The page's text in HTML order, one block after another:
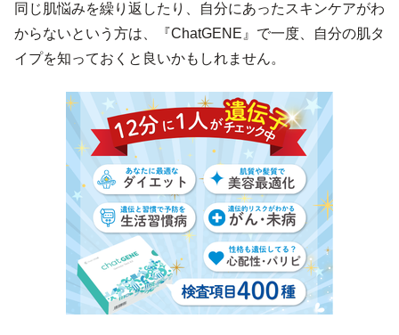
同じ肌悩みを繰り返したり、自分にあったスキンケアがわ
からないという方は、『ChatGENE』で一度、自分の肌タ
イプを知っておくと良いかもしれません。